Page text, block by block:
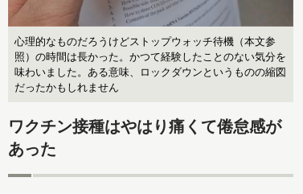
心理的なものだろうけどストップウォッチ待機（本文参
照）の時間は長かった。かつて経験したことのない気分を
味わいました。ある意味、ロックダウンというものの縮図
だったかもしれません
ワクチン接種はやはり痛くて倦怠感が
あった